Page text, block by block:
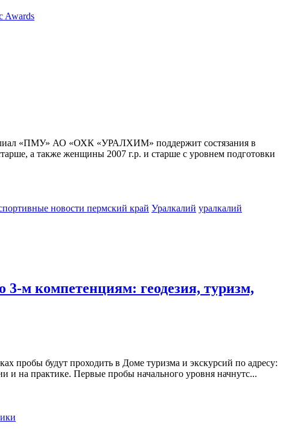
Awards
«ПМУ» АО «ОХК «УРАЛХИМ» поддержит состязания в
а также женщины 2007 г.р. и старше с уровнем подготовки
новости пермский край Уралкалий уралкалий
м компетенциям: геодезия, туризм,
пробы будут проходить в Доме туризма и экскурсий по адресу:
и на практике. Первые пробы начального уровня начнутс...